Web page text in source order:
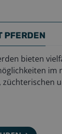
PFERDEN
bieten
im
züchterischen